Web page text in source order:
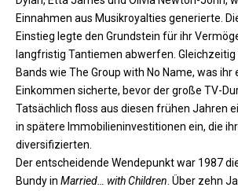
Einnahmen aus Musikroyalties generierte.
Einstieg legte den Grundstein für ihr
langfristig Tantiemen abwerfen.
Bands wie The Group with No Name, was ihr
Einkommen sicherte, bevor der große TV-
Tatsächlich floss aus diesen frühen Jahren
in spätere Immobilieninvestitionen ein, die
diversifizierten.​
Der entscheidende Wendepunkt war 1987
Bundy in Married… with Children . Über zehn